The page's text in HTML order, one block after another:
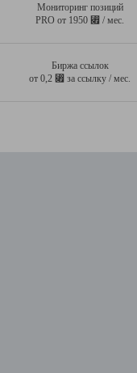
Мониторинг позиций
PRO от 1950 ⃏ / мес.
Биржа ссылок
от 0,2 ⃏ за ссылку / мес.